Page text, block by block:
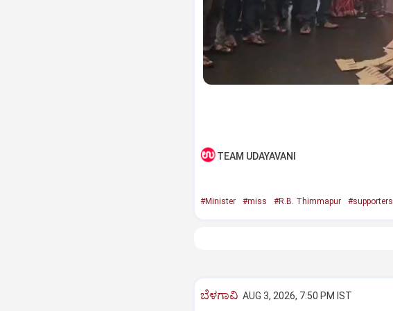
TEAM UDAYAVANI
#Minister #miss #R.B. Thimmapur #supporters
ಬೆಳಗಾವಿ AUG 3, 2026, 7:50 PM IST